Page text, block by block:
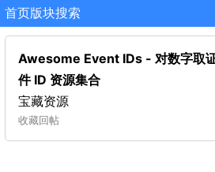
首页版块搜索
Awesome Event IDs - 对数字取
件 ID 资源集合
宝藏资源
收藏回帖